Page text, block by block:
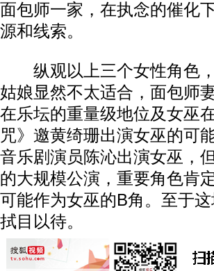
面包师一家，在执念的催化
源和线索。
纵观以上三个女性角色，
姑娘显然不太适合，面包师
在乐坛的重量级地位及女巫
咒》邀黄绮珊出演女巫的可
音乐剧演员陈沁出演女巫，
的大规模公演，重要角色肯
可能作为女巫的B角。至于
拭目以待。